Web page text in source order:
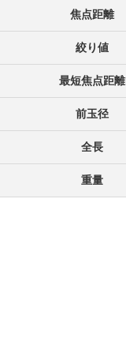
焦点距離
絞り値
最短焦点距離
前玉径
全長
重量